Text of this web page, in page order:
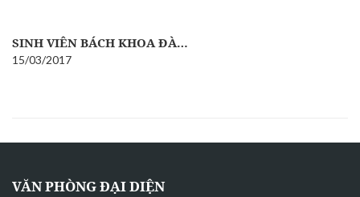
SINH VIÊN BÁCH KHOA ĐÀ…
15/03/2017
VĂN PHÒNG ĐẠI DIỆN